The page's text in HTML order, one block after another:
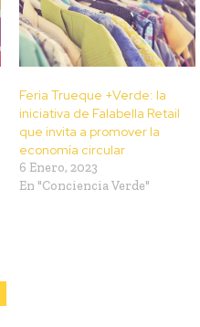
Feria Trueque +Verde: la
iniciativa de Falabella Retail
que invita a promover la
economía circular
6 Enero, 2023
En "Conciencia Verde"